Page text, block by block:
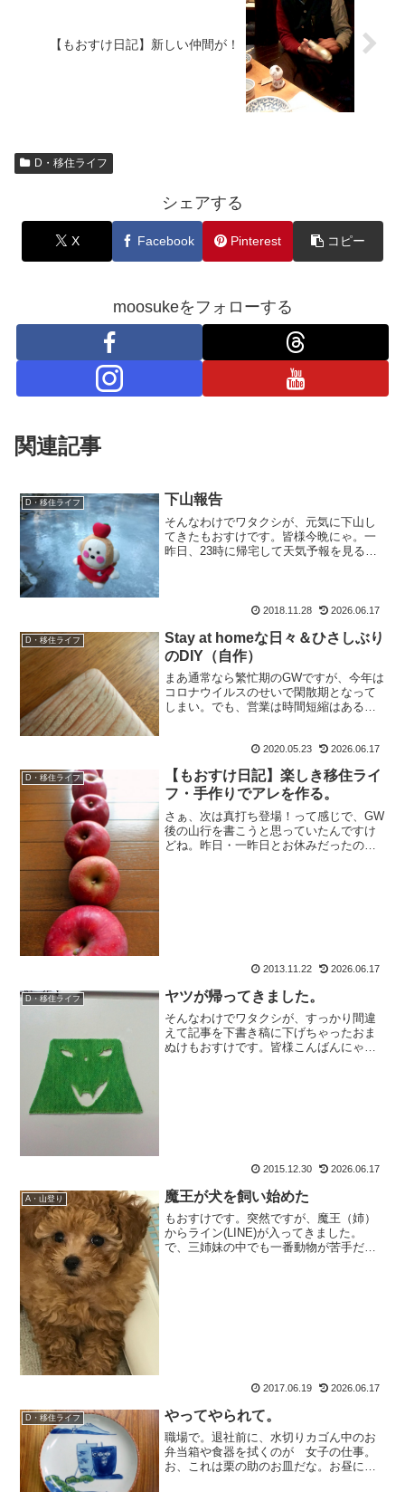
【もおすけ日記】新しい仲間が！
D・移住ライフ
シェアする
X Facebook Pinterest コピー
moosukeをフォローする
関連記事
D・移住ライフ 下山報告
そんなわけでワタクシが、元気に下山し
てきたもおすけです。皆様今晩にゃ。一
昨日、23時に帰宅して天気予報を見る
クタクタでバテるかも...
2018.11.28 2026.06.17
D・移住ライフ
Stay at homeな日々＆ひさしぶり
のDIY（自作）
まあ通常なら繁忙期のGWですが、今年は
コロナウイルスのせいで閑散期となって
しまい。でも、営業は時間短縮はあるも
ですが。いやぁ、すること無いね。山は
ダメでしょ？ジムもダ...
2020.05.23 2026.06.17
D・移住ライフ
【もおすけ日記】楽しき移住ライ
フ・手作りでアレを作る。
さぁ、次は真打ち登場！って感じで、GW
後の山行を書こうと思っていたんですけ
どね。昨日・一昨日とお休みだったの
2013.11.22 2026.06.17
D・移住ライフ ヤツが帰ってきました。
そんなわけでワタクシが、すっかり間違
えて記事を下書き稿に下げちゃったおま
ぬけもおすけです。皆様こんばんにゃ。
2015.12.30 2026.06.17
A・山登り 魔王が犬を飼い始めた
もおすけです。突然ですが、魔王（姉）
からライン(LINE)が入ってきました。
で、三姉妹の中でも一番動物が苦手だっ
2017.06.19 2026.06.17
D・移住ライフ やってやられて。
職場で。退社前に、水切りカゴん中のお
弁当箱や食器を拭くのが 女子の仕事。
お、これは栗の助のお皿だな。お昼に焼